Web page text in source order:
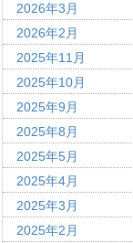
2026年3月
2026年2月
2025年11月
2025年10月
2025年9月
2025年8月
2025年5月
2025年4月
2025年3月
2025年2月